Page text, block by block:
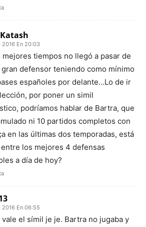
2016 En 20:03
mejores tiempos no llegó a pasar de
defensor teniendo como mínimo
españoles por delante…Lo de ir
por poner un simil
podríamos hablar de Bartra, que
ni 10 partidos completos con
en las últimas dos temporadas, está
los mejores 4 defensas
a día de hoy?
En 06:55
vale el símil je je. Bartra no jugaba y